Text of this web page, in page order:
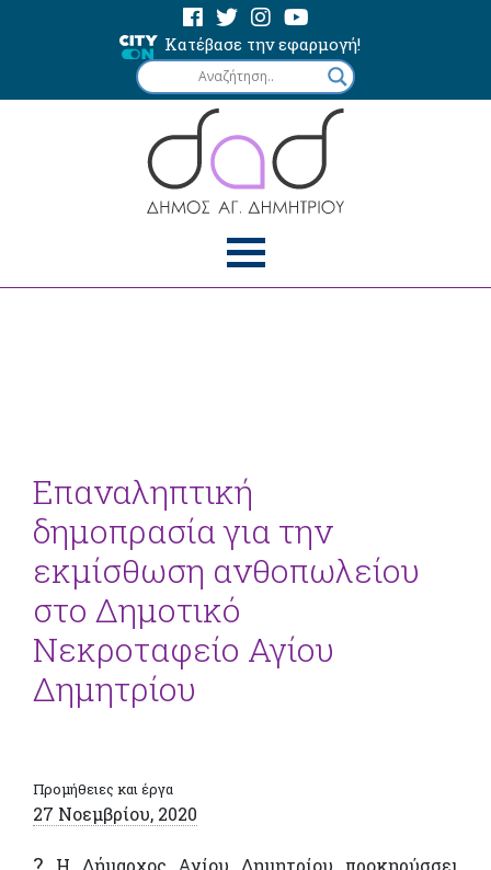
Κατέβασε την εφαρμογή!
Επαναληπτική
δημοπρασία για την
εκμίσθωση ανθοπωλείου
στο Δημοτικό
Νεκροταφείο Αγίου
Δημητρίου
Προμήθειες και έργα
27 Νοεμβρίου, 2020
?
Η Δήμαρχος Αγίου Δημητρίου προκηρύσσει